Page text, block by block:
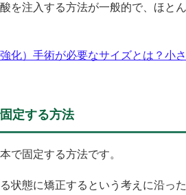
を注入する方法が一般的で、ほと
化）手術が必要なサイズとは？小
定する方法
で固定する方法です。
状態に矯正するという考えに沿った